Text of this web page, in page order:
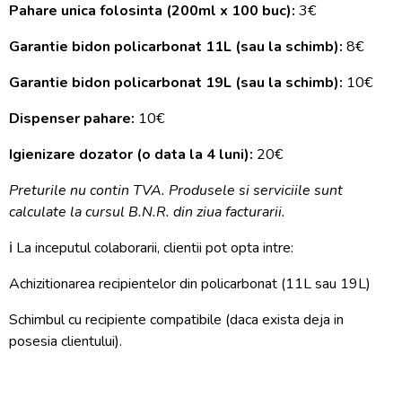
Pahare unica folosinta (200ml x 100 buc): 3€
Garantie bidon policarbonat 11L (sau la schimb): 8€
Garantie bidon policarbonat 19L (sau la schimb): 10€
Dispenser pahare: 10€
Igienizare dozator (o data la 4 luni): 20€
Preturile nu contin TVA. Produsele si serviciile sunt
calculate la cursul B.N.R. din ziua facturarii.
ℹ️ La inceputul colaborarii, clientii pot opta intre:
Achizitionarea recipientelor din policarbonat (11L sau 19L)
Schimbul cu recipiente compatibile (daca exista deja in
posesia clientului).